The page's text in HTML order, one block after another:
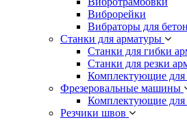
Виброрейки
Вибраторы для
Станки для арматуры
Станки для гибки
Станки для резки
Комплектующие для
Фрезеровальные машины
Комплектующие
Резчики швов